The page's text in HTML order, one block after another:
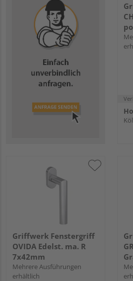
Griffwerk Fenstergriff
OVIDA Edelst. ma. R
7x42mm
Mehrere Ausführungen
erhältlich